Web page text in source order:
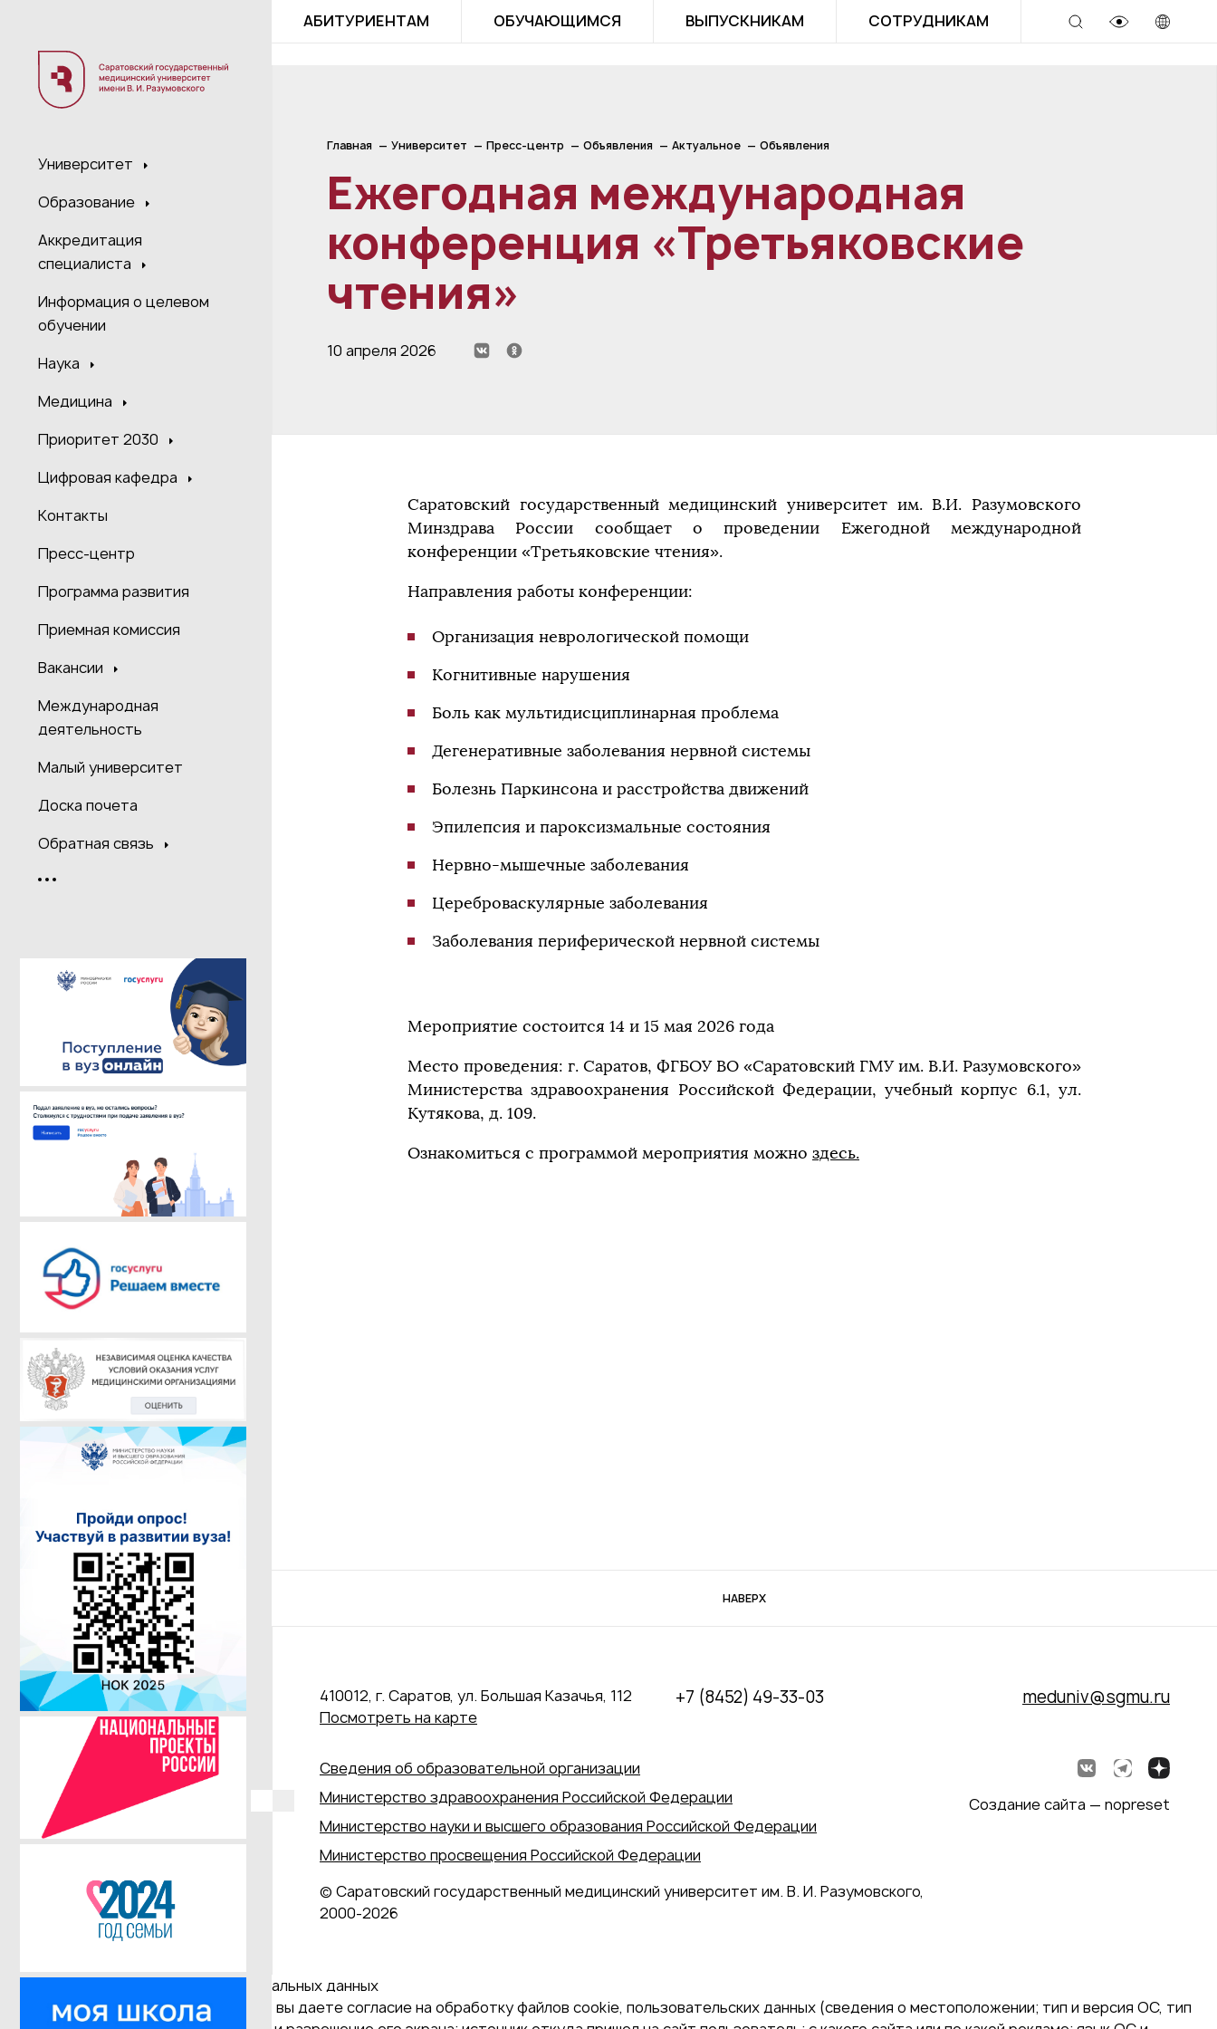
Университет
Образование
Аккредитация
специалиста
Информация о целевом
обучении
Наука
Медицина
Приоритет 2030
Цифровая кафедра
Контакты
Пресс-центр
Программа развития
Приемная комиссия
Вакансии
Международная
деятельность
Малый университет
Доска почета
Обратная связь
АБИТУРИЕНТАМ ОБУЧАЮЩИМСЯ ВЫПУСКНИКАМ СОТРУДНИКАМ
Главная Университет Пресс-центр Объявления Актуальное Объявления
Ежегодная международная
конференция «Третьяковские
чтения»
10 апреля 2026
Саратовский государственный медицинский университет им. В.И. Разумовского
Минздрава России сообщает о проведении Ежегодной международной
конференции «Третьяковские чтения».
Направления работы конференции:
Организация неврологической помощи
Когнитивные нарушения
Боль как мультидисциплинарная проблема
Дегенеративные заболевания нервной системы
Болезнь Паркинсона и расстройства движений
Эпилепсия и пароксизмальные состояния
Нервно-мышечные заболевания
Цереброваскулярные заболевания
Заболевания периферической нервной системы
Мероприятие состоится 14 и 15 мая 2026 года
Место проведения: г. Саратов, ФГБОУ ВО «Саратовский ГМУ им. В.И. Разумовского»
Министерства здравоохранения Российской Федерации, учебный корпус 6.1, ул.
Кутякова, д. 109.
Ознакомиться с программой мероприятия можно здесь.
НАВЕРХ
410012, г. Саратов, ул. Большая Казачья, 112
Посмотреть на карте
+7 (8452) 49-33-03 meduniv@sgmu.ru
Сведения об образовательной организации
Министерство здравоохранения Российской Федерации
Министерство науки и высшего образования Российской Федерации
Министерство просвещения Российской Федерации
© Саратовский государственный медицинский университет им. В. И. Разумовского,
2000‑2026
Создание сайта — nopreset
Даю согласие на обработку персональных данных
Продолжая использовать наш сайт, вы даете согласие на обработку файлов cookie, пользовательских данных (сведения о местоположении; тип и версия ОС, тип